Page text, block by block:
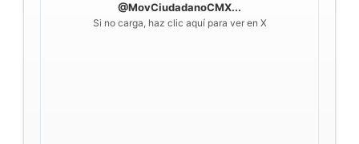
@MovCiudadanoCMX...
Si no carga, haz clic aquí para ver en X